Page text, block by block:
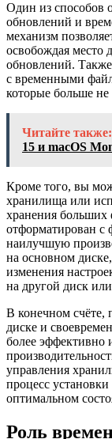
Один из способов
обновлений и
механизм
освобождая место
обновлений.
с временными
которые больше
Читайте также:
15 и macOS
Кроме того, вы
хранилища или
хранения больших
отформатирован с
наилучшую
на основном
изменения
на другой диск
В конечном счёте,
диске и
более эффективно
управления
процесс
оптимальном
Роль